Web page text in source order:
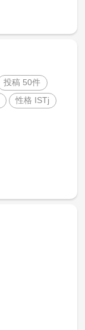
投稿 50件
性格 ISTj